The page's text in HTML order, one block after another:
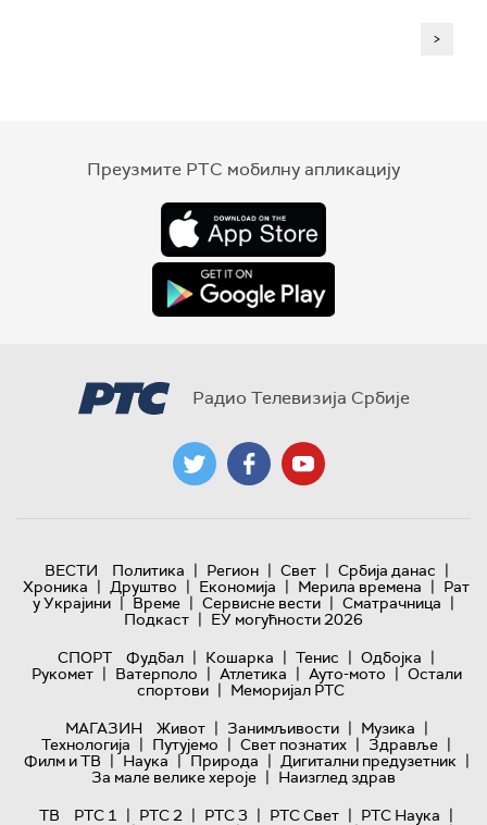
>
Преузмите РТС мобилну апликацију
Радио Телевизија Србије
ВЕСТИ Политика | Регион | Свет | Србија данас |
Хроника | Друштво | Економија | Мерила времена | Рат
у Украјини | Време | Сервисне вести | Сматрачница |
Подкаст | ЕУ могућности 2026
СПОРТ
Фудбал | Кошарка | Тенис | Одбојка |
Рукомет | Ватерполо | Атлетика | Ауто-мото | Остали
спортови | Меморијал РТС
МАГАЗИН
Живот | Занимљивости | Музика |
Технологијa | Путујемо | Свет познатих | Здравље |
Филм и ТВ | Наука | Природа | Дигитални предузетник |
За мале велике хероје | Наизглед здрав
ТВ
РТС 1 | РТС 2 | РТС 3 | РТС Свет | РТС Наука |